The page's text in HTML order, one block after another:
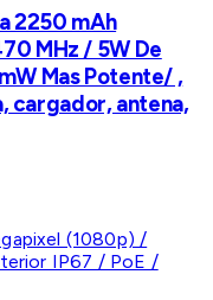
2250 mAh
MHz / 5W De
Mas Potente/ ,
cargador, antena,